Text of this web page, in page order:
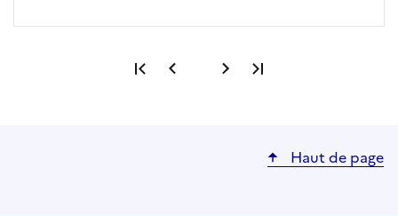
Première page
Page précédente
Page suivante
Haut de page